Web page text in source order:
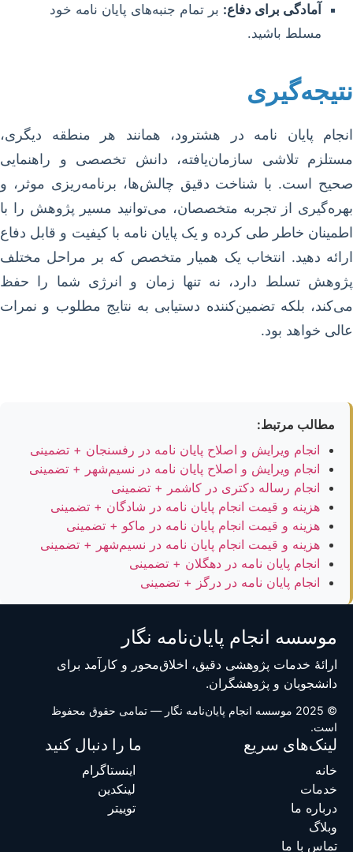
آمادگی برای دفاع: بر تمام جنبه‌های پایان نامه خود
مسلط باشید.
نتیجه‌گیری
انجام پایان نامه در هشترود، همانند هر منطقه دیگری،
مستلزم تلاشی سازمان‌یافته، دانش تخصصی و راهنمایی
صحیح است. با شناخت دقیق چالش‌ها، برنامه‌ریزی موثر، و
بهره‌گیری از تجربه متخصصان، می‌توانید مسیر پژوهش را با
اطمینان خاطر طی کرده و یک پایان نامه با کیفیت و قابل دفاع
ارائه دهید. انتخاب یک همیار متخصص که بر مراحل مختلف
پژوهش تسلط دارد، نه تنها زمان و انرژی شما را حفظ
می‌کند، بلکه تضمین‌کننده دستیابی به نتایج مطلوب و نمرات
عالی خواهد بود.
مطالب مرتبط:
انجام ویرایش و اصلاح پایان نامه در رفسنجان + تضمینی
انجام ویرایش و اصلاح پایان نامه در نسیم‌شهر + تضمینی
انجام رساله دکتری در کاشمر + تضمینی
هزینه و قیمت انجام پایان نامه در شادگان + تضمینی
هزینه و قیمت انجام پایان نامه در ماکو + تضمینی
هزینه و قیمت انجام پایان نامه در نسیم‌شهر + تضمینی
انجام پایان نامه در دهگلان + تضمینی
انجام پایان نامه در درگز + تضمینی
موسسه انجام پایان‌نامه نگار
ارائهٔ خدمات پژوهشی دقیق، اخلاق‌محور و کارآمد برای
دانشجویان و پژوهشگران.
© 2025 موسسه انجام پایان‌نامه نگار — تمامی حقوق محفوظ
است.
لینک‌های سریع
خانه
خدمات
درباره ما
وبلاگ
تماس با ما
ما را دنبال کنید
اینستاگرام
لینکدین
توییتر